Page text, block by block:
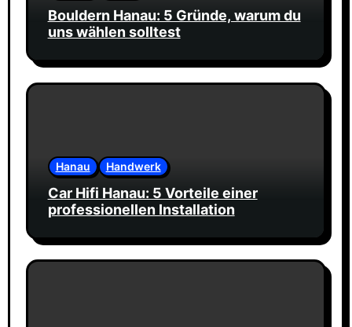
Bouldern Hanau: 5 Gründe, warum du
uns wählen solltest
Hanau Handwerk
Car Hifi Hanau: 5 Vorteile einer
professionellen Installation